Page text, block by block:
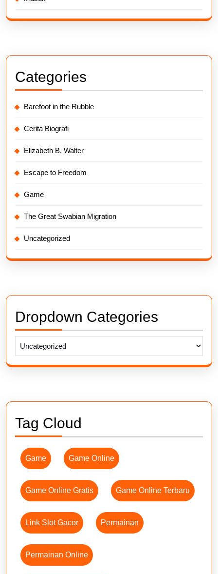
Categories
Barefoot in the Rubble
Cerita Biografi
Elizabeth B. Walter
Escape to Freedom
Game
The Great Swabian Migration
Uncategorized
Dropdown Categories
Tag Cloud
Game Game Online
Game Online Gratis Game Online Terbaru
Link Slot Gacor Permainan
Permainan Online